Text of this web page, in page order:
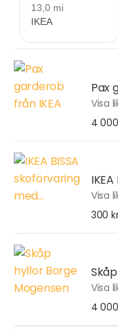
Pax
Visa
4
Visa
300
Visa
4